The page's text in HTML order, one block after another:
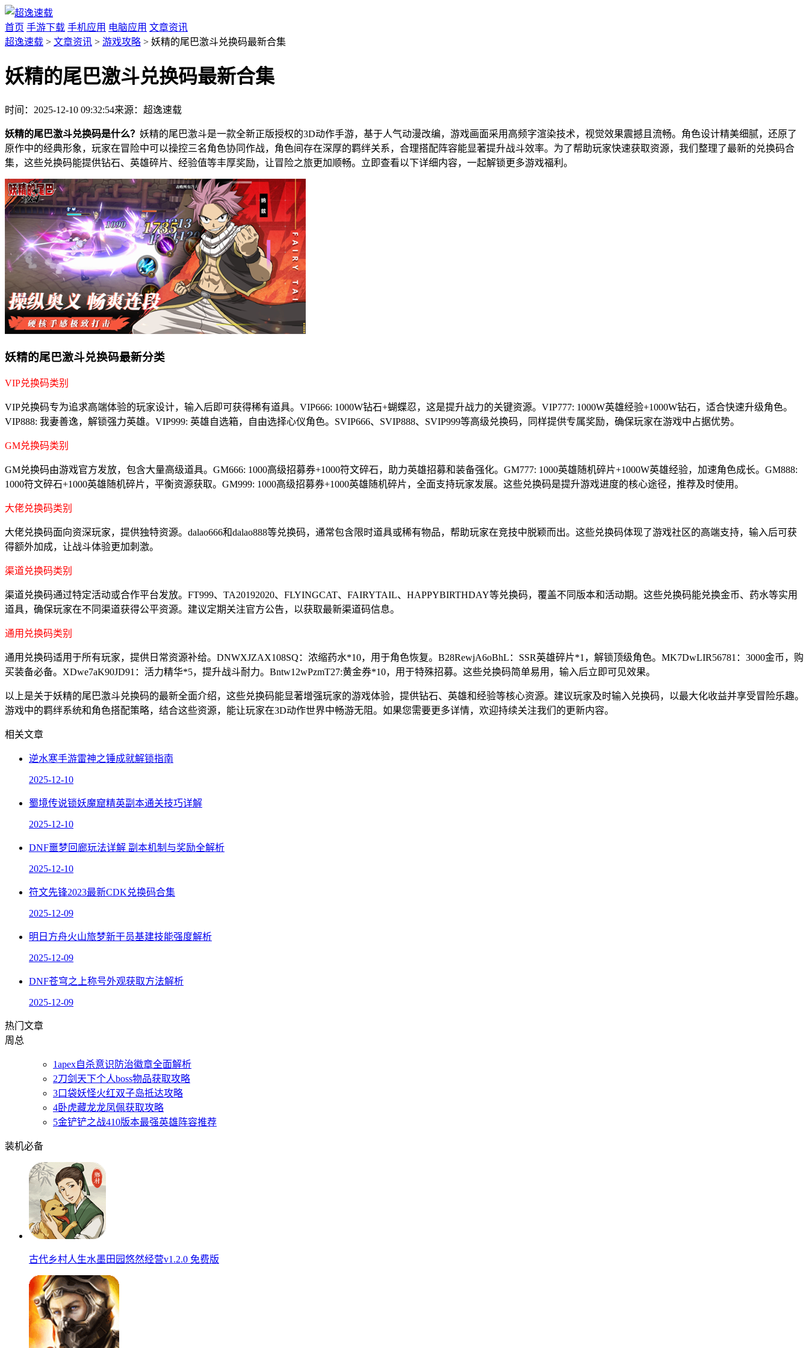
首页 手游下载 手机应用 电脑应用 文章资讯
超逸速载 > 文章资讯 > 游戏攻略 > 妖精的尾巴激斗兑换码最新合集
妖精的尾巴激斗兑换码最新合集
时间：2025-12-10 09:32:54来源：超逸速载
妖精的尾巴激斗兑换码是什么？ 妖精的尾巴激斗是一款全新正版授权的3D动作手游，基于人气动漫改编，游戏画面采用高频字渲染技术，视觉效果震撼且流畅。角色设计精美细腻，还原了
原作中的经典形象，玩家在冒险中可以操控三名角色协同作战，角色间存在深厚的羁绊关系，合理搭配阵容能显著提升战斗效率。为了帮助玩家快速获取资源，我们整理了最新的兑换码合
集，这些兑换码能提供钻石、英雄碎片、经验值等丰厚奖励，让冒险之旅更加顺畅。立即查看以下详细内容，一起解锁更多游戏福利。
妖精的尾巴激斗兑换码最新分类
VIP兑换码类别
VIP兑换码专为追求高端体验的玩家设计，输入后即可获得稀有道具。VIP666: 1000W钻石+蝴蝶忍，这是提升战力的关键资源。VIP777: 1000W英雄经验+1000W钻石，适合快速升级角色。
VIP888: 我妻善逸，解锁强力英雄。VIP999: 英雄自选箱，自由选择心仪角色。SVIP666、SVIP888、SVIP999等高级兑换码，同样提供专属奖励，确保玩家在游戏中占据优势。
GM兑换码类别
GM兑换码由游戏官方发放，包含大量高级道具。GM666: 1000高级招募券+1000符文碎石，助力英雄招募和装备强化。GM777: 1000英雄随机碎片+1000W英雄经验，加速角色成长。GM888:
1000符文碎石+1000英雄随机碎片，平衡资源获取。GM999: 1000高级招募券+1000英雄随机碎片，全面支持玩家发展。这些兑换码是提升游戏进度的核心途径，推荐及时使用。
大佬兑换码类别
大佬兑换码面向资深玩家，提供独特资源。dalao666和dalao888等兑换码，通常包含限时道具或稀有物品，帮助玩家在竞技中脱颖而出。这些兑换码体现了游戏社区的高端支持，输入后可获
得额外加成，让战斗体验更加刺激。
渠道兑换码类别
渠道兑换码通过特定活动或合作平台发放。FT999、TA20192020、FLYINGCAT、FAIRYTAIL、HAPPYBIRTHDAY等兑换码，覆盖不同版本和活动期。这些兑换码能兑换金币、药水等实用
道具，确保玩家在不同渠道获得公平资源。建议定期关注官方公告，以获取最新渠道码信息。
通用兑换码类别
通用兑换码适用于所有玩家，提供日常资源补给。DNWXJZAX108SQ：浓缩药水*10，用于角色恢复。B28RewjA6oBhL：SSR英雄碎片*1，解锁顶级角色。MK7DwLIR56781：3000金币，购
买装备必备。XDwe7aK90JD91：活力精华*5，提升战斗耐力。Bntw12wPzmT27:黄金券*10，用于特殊招募。这些兑换码简单易用，输入后立即可见效果。
以上是关于妖精的尾巴激斗兑换码的最新全面介绍，这些兑换码能显著增强玩家的游戏体验，提供钻石、英雄和经验等核心资源。建议玩家及时输入兑换码，以最大化收益并享受冒险乐趣。
游戏中的羁绊系统和角色搭配策略，结合这些资源，能让玩家在3D动作世界中畅游无阻。如果您需要更多详情，欢迎持续关注我们的更新内容。
相关文章
逆水寒手游雷神之锤成就解锁指南
2025-12-10
蜀境传说锁妖魔窟精英副本通关技巧详解
2025-12-10
DNF噩梦回廊玩法详解 副本机制与奖励全解析
2025-12-10
符文先锋2023最新CDK兑换码合集
2025-12-09
明日方舟火山旅梦新干员基建技能强度解析
2025-12-09
DNF苍穹之上称号外观获取方法解析
2025-12-09
热门文章
周 总
1apex自杀意识防治徽章全面解析
2刀剑天下个人boss物品获取攻略
3口袋妖怪火红双子岛抵达攻略
4卧虎藏龙龙凤佩获取攻略
5金铲铲之战410版本最强英雄阵容推荐
装机必备
古代乡村人生水墨田园悠然经营v1.2.0 免费版